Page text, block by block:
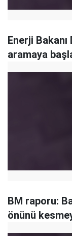
Enerji
aramaya
BM raporu:
önünü